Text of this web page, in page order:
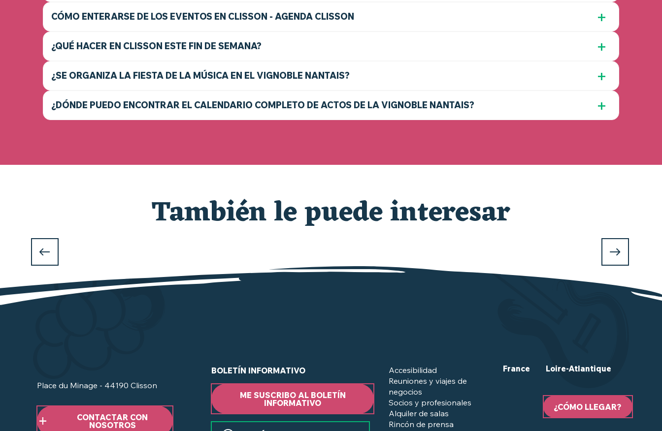
CÓMO ENTERARSE DE LOS EVENTOS EN CLISSON - AGENDA CLISSON
¿QUÉ HACER EN CLISSON ESTE FIN DE SEMANA?
¿SE ORGANIZA LA FIESTA DE LA MÚSICA EN EL VIGNOBLE NANTAIS?
¿DÓNDE PUEDO ENCONTRAR EL CALENDARIO COMPLETO DE ACTOS DE LA VIGNOBLE NANTAIS?
También le puede interesar
¿en el Vignoble Nantais?
Place du Minage - 44190 Clisson
CONTACTAR CON
NOSOTROS
BOLETÍN INFORMATIVO
ME SUSCRIBO AL BOLETÍN
INFORMATIVO
Accesibilidad
Reuniones y viajes de
negocios
Socios y profesionales
Alquiler de salas
Rincón de prensa
¿CÓMO LLEGAR?
France Loire-Atlantique